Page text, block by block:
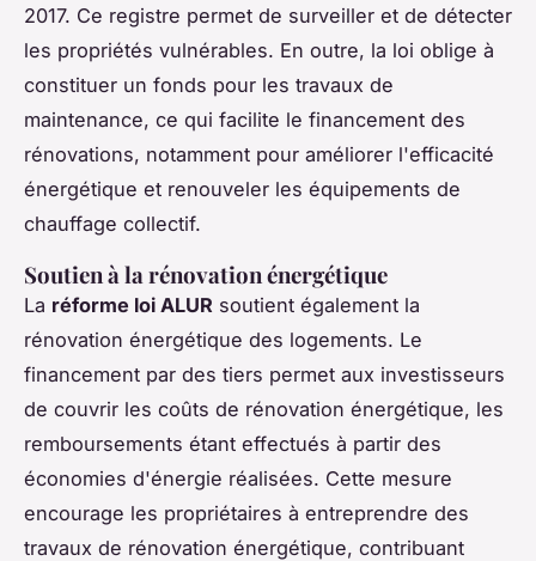
2017. Ce registre permet de surveiller et de détecter
les propriétés vulnérables. En outre, la loi oblige à
constituer un fonds pour les travaux de
maintenance, ce qui facilite le financement des
rénovations, notamment pour améliorer l'efficacité
énergétique et renouveler les équipements de
chauffage collectif.
Soutien à la rénovation énergétique
La réforme loi ALUR soutient également la
rénovation énergétique des logements. Le
financement par des tiers permet aux investisseurs
de couvrir les coûts de rénovation énergétique, les
remboursements étant effectués à partir des
économies d'énergie réalisées. Cette mesure
encourage les propriétaires à entreprendre des
travaux de rénovation énergétique, contribuant